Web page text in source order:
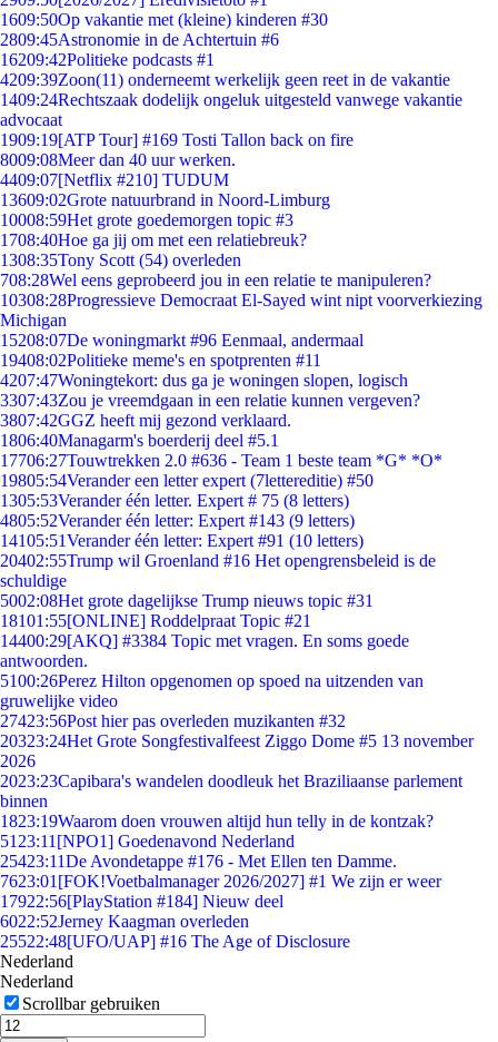
1609:50Op vakantie met (kleine) kinderen #30
2809:45Astronomie in de Achtertuin #6
16209:42Politieke podcasts #1
4209:39Zoon(11) onderneemt werkelijk geen reet in de vakantie
1409:24Rechtszaak dodelijk ongeluk uitgesteld vanwege vakantie
advocaat
1909:19[ATP Tour] #169 Tosti Tallon back on fire
8009:08Meer dan 40 uur werken.
4409:07[Netflix #210] TUDUM
13609:02Grote natuurbrand in Noord-Limburg
10008:59Het grote goedemorgen topic #3
1708:40Hoe ga jij om met een relatiebreuk?
1308:35Tony Scott (54) overleden
708:28Wel eens geprobeerd jou in een relatie te manipuleren?
10308:28Progressieve Democraat El-Sayed wint nipt voorverkiezing
Michigan
15208:07De woningmarkt #96 Eenmaal, andermaal
19408:02Politieke meme's en spotprenten #11
4207:47Woningtekort: dus ga je woningen slopen, logisch
3307:43Zou je vreemdgaan in een relatie kunnen vergeven?
3807:42GGZ heeft mij gezond verklaard.
1806:40Managarm's boerderij deel #5.1
17706:27Touwtrekken 2.0 #636 - Team 1 beste team *G* *O*
19805:54Verander een letter expert (7lettereditie) #50
1305:53Verander één letter. Expert # 75 (8 letters)
4805:52Verander één letter: Expert #143 (9 letters)
14105:51Verander één letter: Expert #91 (10 letters)
20402:55Trump wil Groenland #16 Het opengrensbeleid is de
schuldige
5002:08Het grote dagelijkse Trump nieuws topic #31
18101:55[ONLINE] Roddelpraat Topic #21
14400:29[AKQ] #3384 Topic met vragen. En soms goede
antwoorden.
5100:26Perez Hilton opgenomen op spoed na uitzenden van
gruwelijke video
27423:56Post hier pas overleden muzikanten #32
20323:24Het Grote Songfestivalfeest Ziggo Dome #5 13 november
2026
2023:23Capibara's wandelen doodleuk het Braziliaanse parlement
binnen
1823:19Waarom doen vrouwen altijd hun telly in de kontzak?
51 23:11 [NPO1] Goedenavond Nederland
25423:11De Avondetappe #176 - Met Ellen ten Damme.
7623:01 [FOK!Voetbalmanager 2026/2027] #1 We zijn er weer
17922:56[PlayStation #184] Nieuw deel
6022:52Jerney Kaagman overleden
25522:48[UFO/UAP] #16 The Age of Disclosure
Nederland
Nederland
Scrollbar gebruiken